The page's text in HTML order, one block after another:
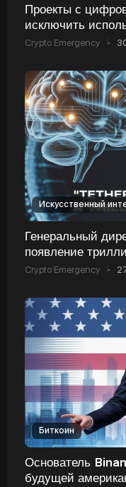
Проекты с
исключить
Crypto Emergency ·
Искусственный
Генеральный
появление
программного
Crypto Emergency ·
Биткоин
Основатель
будущей